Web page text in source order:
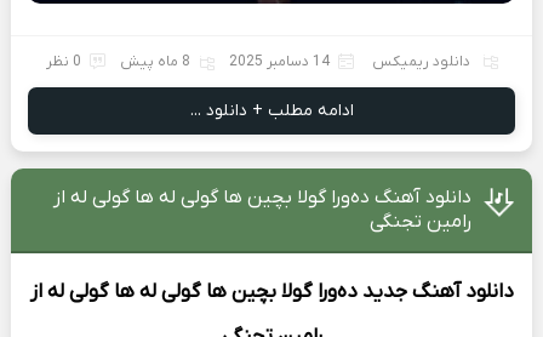
دانلود ریمیکس 14 دسامبر 2025 8 ماه پیش 0 نظر
ادامه مطلب + دانلود ...
دانلود آهنگ ده‌ورا گولا بچین ها گولی له ها گولی له از
رامین تجنگی
دانلود آهنگ جدید ده‌ورا گولا بچین ها گولی له ها گولی له از